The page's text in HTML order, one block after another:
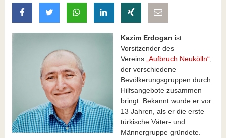
auf Facebook teilen
auf Twitter teilenmit Whatsapp teilen
auf LinkedIn teilen
auf Xing teilen
Kazim Erdogan ist
Vorsitzender des
Vereins „Aufbruch Neukölln“,
der verschiedene
Bevölkerungsgruppen durch
Hilfsangebote zusammen
bringt. Bekannt wurde er vor
13 Jahren, als er die erste
türkische Väter- und
Männergruppe gründete.